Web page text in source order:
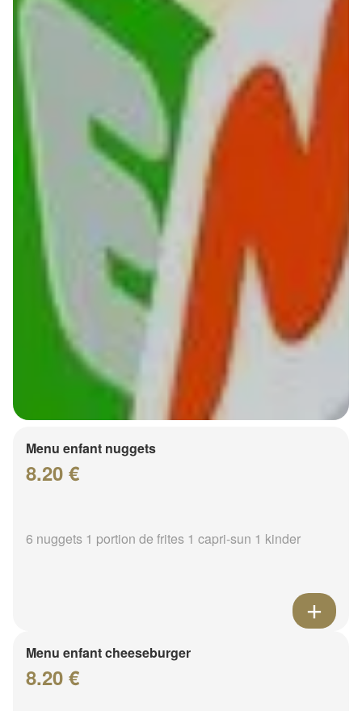
Menu enfant nuggets
8.20 €
6 nuggets 1 portion de frites 1 capri-sun 1 kinder
Menu enfant cheeseburger
8.20 €